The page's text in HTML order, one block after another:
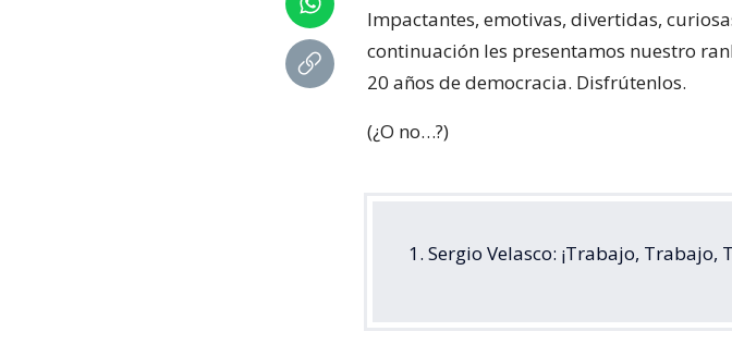
Impactantes, emotivas, divertidas,
continuación les presentamos nuestro
20 años de democracia. Disfrútenlos.
(¿O no…?)
1. Sergio Velasco: ¡Trabajo, Trabajo,